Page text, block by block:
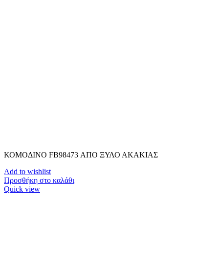
ΚΟΜΟΔΙΝΟ FB98473 ΑΠΟ ΞΥΛΟ ΑΚΑΚΙΑΣ
Add to wishlist
Προσθήκη στο καλάθι
Quick view